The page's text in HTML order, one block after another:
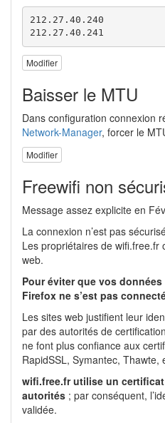
212.27.40.240
212.27.40.241
Modifier
Baisser le MTU
Dans configuration connexion
Network-Manager, forcer le
Modifier
Freewifi non
Message assez explicite en
La connexion n’est pas
Les propriétaires de wifi.free.fr
web.
Pour éviter que vos
Firefox ne s’est pas
Les sites web justifient leur
par des autorités de
ne font plus confiance aux
RapidSSL, Symantec, Thawte,
wifi.free.fr utilise un certificat
autorités ; par conséquent,
validée.